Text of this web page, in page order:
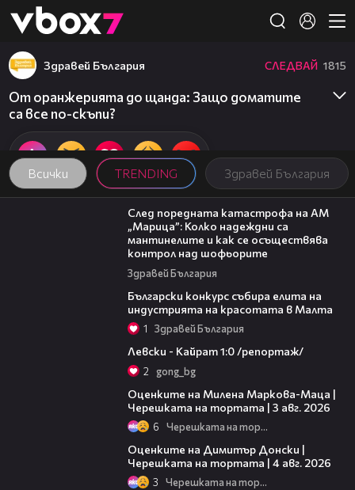
👾
Всички TRENDING Здравей България
Здравей България СЛЕДВАЙ 1815
От оранжерията до щанда: Защо доматите
са все по-скъпи?
05:06
След поредната катастрофа на АМ
„Марица”: Колко надеждни са
мантинелите и как се осъществява
контрол над шофьорите
Здравей България
Български конкурс събира елита на
индустрията на красотата в Малта
1 Здравей България
Левски - Кайрат 1:0 /репортаж/
2 gong_bg
Оценките на Милена Маркова-Маца |
Черешката на тортата | 3 авг. 2026
6 Черешката на тортата
Оценките на Димитър Донски |
Черешката на тортата | 4 авг. 2026
3 Черешката на тортата